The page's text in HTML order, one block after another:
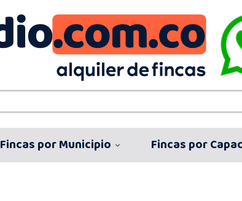
Fincas por Municipio Fincas por